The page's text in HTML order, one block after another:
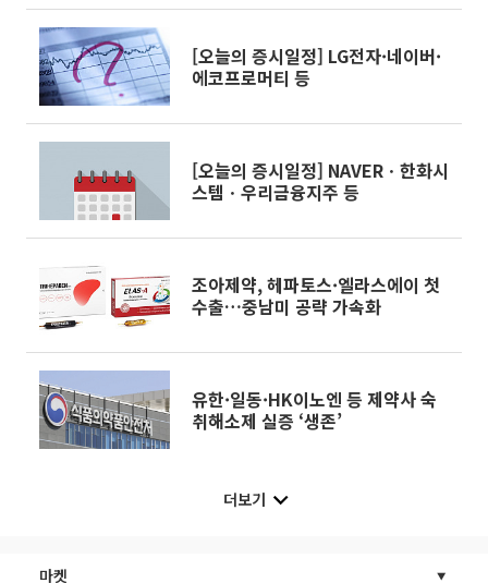
[오늘의 증시일정] LG전자·네이버·
에코프로머티 등
[오늘의 증시일정] NAVERㆍ한화시
스템ㆍ우리금융지주 등
조아제약, 헤파토스·엘라스에이 첫
수출…중남미 공략 가속화
유한·일동·HK이노엔 등 제약사 숙
취해소제 실증 ‘생존’
더보기
마켓